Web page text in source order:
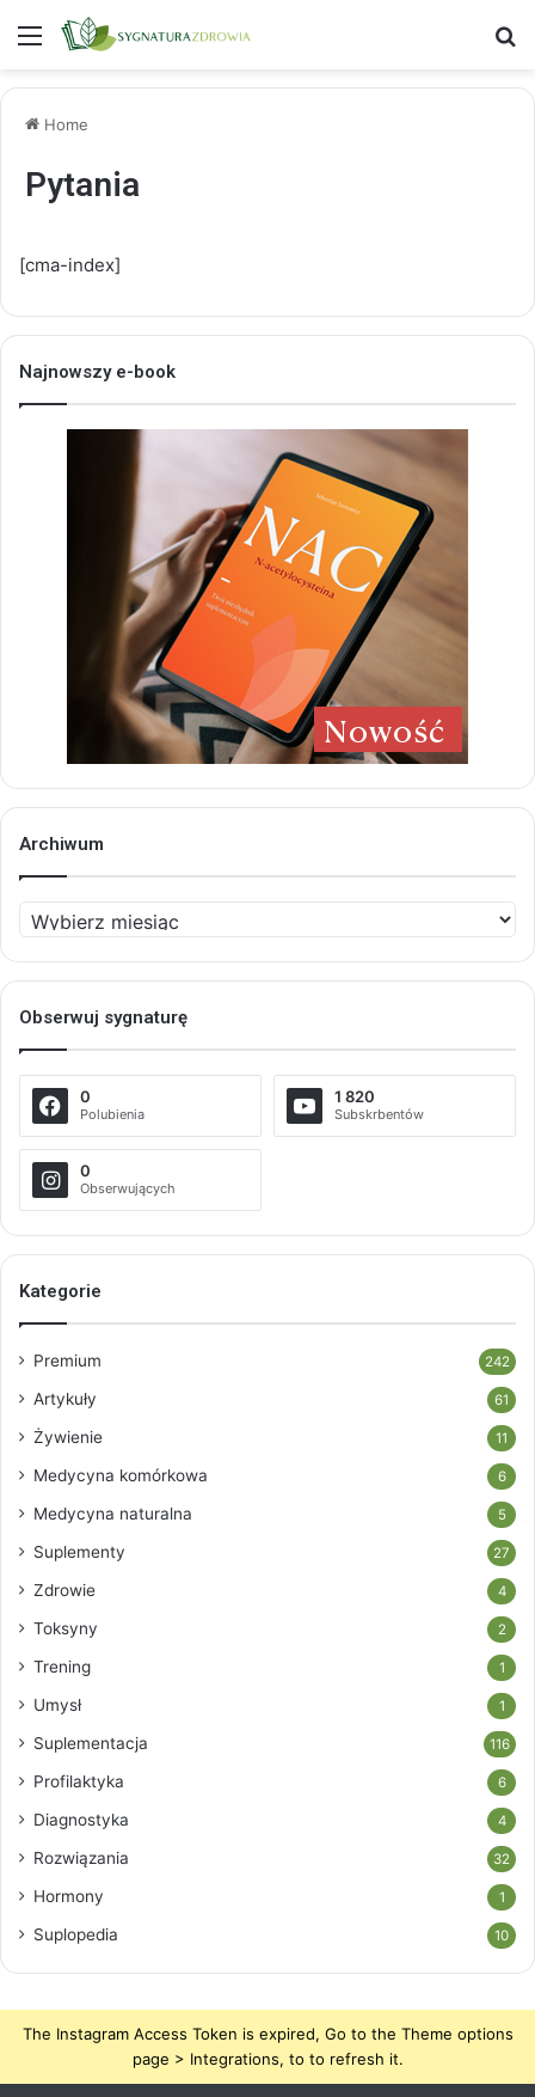
Menu
Home
Pytania
[cma-index]
Najnowszy e-book
Archiwum
Archiwum
Obserwuj sygnaturę
0
Polubienia
1 820
Subskrbentów
0
Obserwujących
Kategorie
Premium 242
Artykuły 61
Żywienie 11
Medycyna komórkowa 6
Medycyna naturalna 5
Suplementy 27
Zdrowie 4
Toksyny 2
Trening 1
Umysł 1
Suplementacja 116
Profilaktyka 6
Diagnostyka 4
Rozwiązania 32
Hormony 1
Suplopedia 10
The Instagram Access Token is expired, Go to the Theme options
page > Integrations, to to refresh it.